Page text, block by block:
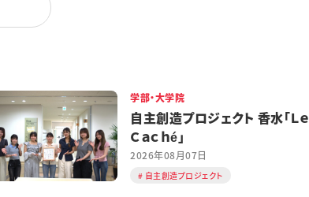
学部・大学院
自主創造プロジェクト 香水「Ｌｅ
Ｃａｃｈé」
2026年08月07日
自主創造プロジェクト